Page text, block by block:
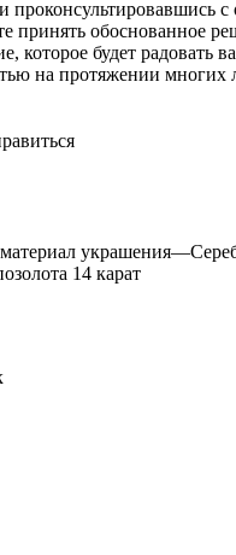
проконсультировавшись
принять обоснованное
которое будет радовать
на протяжении многих
украшения—
14 карат